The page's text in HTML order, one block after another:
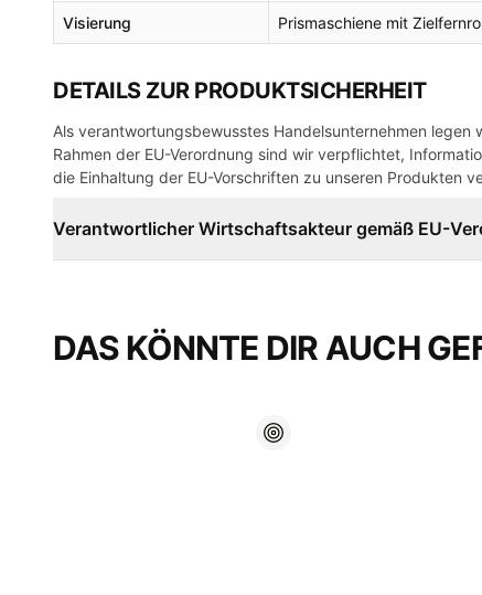
Visierung Prismaschiene mit
DETAILS ZUR PRODUKTSICHERHEIT
Als verantwortungsbewusstes Handelsunternehmen
Rahmen der EU-Verordnung sind wir verpflichtet,
die Einhaltung der EU-Vorschriften zu unseren Produkten
Verantwortlicher Wirtschaftsakteur gemäß EU-
DAS KÖNNTE DIR AUCH